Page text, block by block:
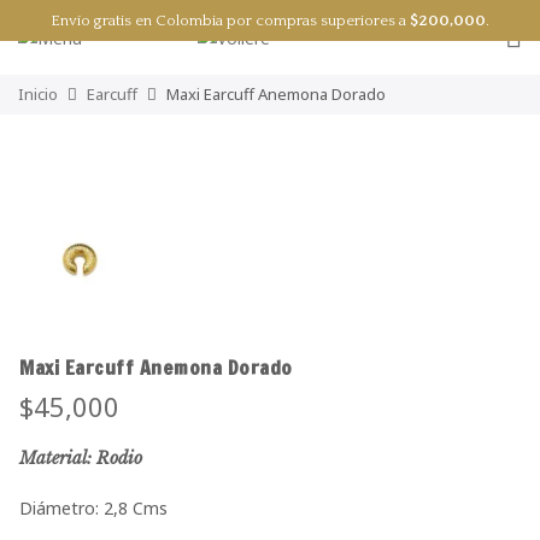
Inicio Earcuff Maxi Earcuff Anemona Dorado
Maxi Earcuff Anemona Dorado
$45,000
Material: Rodio
Diámetro: 2,8 Cms
Envío gratis en Colombia por compras superiores a $200,000.